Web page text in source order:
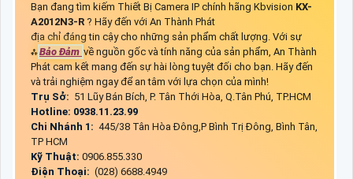
Bạn đang tìm kiếm Thiết Bị Camera IP chính hãng Kbvision KX-
A2012N3-R ? Hãy đến với An Thành Phát
địa chỉ đáng tin cậy cho những sản phẩm chất lượng. Với sự
⁂Bảo Đảm về nguồn gốc và tính năng của sản phẩm, An Thành
Phát cam kết mang đến sự hài lòng tuyệt đối cho bạn. Hãy đến
và trải nghiệm ngay để an tâm với lựa chọn của mình!
Trụ Sở: 51 Lũy Bán Bích, P. Tân Thới Hòa, Q.Tân Phú, TP.HCM
Hotline: 0938.11.23.99
Chi Nhánh 1: 445/38 Tân Hòa Đông,P Bình Trị Đông, Bình Tân,
TP HCM
Kỹ Thuật: 0906.855.330
Điện Thoại: (028) 6688.4949